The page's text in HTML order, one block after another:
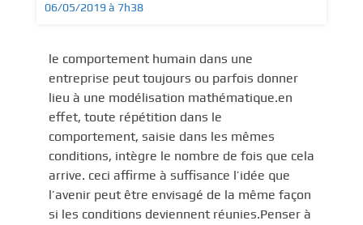
06/05/2019 à 7h38
le comportement humain dans une
entreprise peut toujours ou parfois donner
lieu à une modélisation mathématique.en
effet, toute répétition dans le
comportement, saisie dans les mêmes
conditions, intègre le nombre de fois que cela
arrive. ceci affirme à suffisance l’idée que
l’avenir peut être envisagé de la même façon
si les conditions deviennent réunies.Penser à